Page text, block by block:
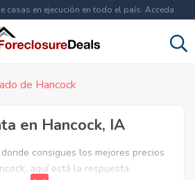
casas en ejecución en todo el país. Acceda
a
de Hancock
en Hancock, IA
consigues los mejores precios
aquí está la respuesta.